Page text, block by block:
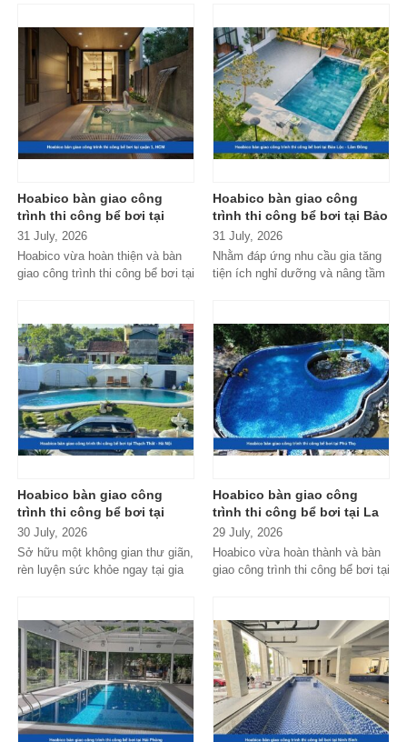
Hoabico bàn giao công
trình thi công bể bơi tại
quận 1, HCM
31 July, 2026
Hoabico vừa hoàn thiện và bàn
giao công trình thi công bể bơi tại
Hoabico bàn giao công
trình thi công bể bơi tại Bảo
Lộc - Lâm Đồng
31 July, 2026
Nhằm đáp ứng nhu cầu gia tăng
tiện ích nghỉ dưỡng và nâng tầm
Hoabico bàn giao công
trình thi công bể bơi tại
Thạch Thất - Hà Nội
30 July, 2026
Sở hữu một không gian thư giãn,
rèn luyện sức khỏe ngay tại gia
Hoabico bàn giao công
trình thi công bể bơi tại La
Phủ - Phú Thọ
29 July, 2026
Hoabico vừa hoàn thành và bàn
giao công trình thi công bể bơi tại